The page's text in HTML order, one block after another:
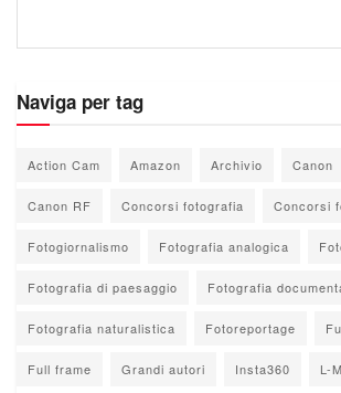
Naviga per tag
Action Cam Amazon Archivio Canon
Canon RF Concorsi fotografia Concorsi
Fotogiornalismo Fotografia analogica
Fotografia di paesaggio Fotografia
Fotografia naturalistica Fotoreportage
Full frame Grandi autori Insta360 L-